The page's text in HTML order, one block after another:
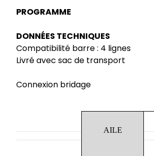
PROGRAMME
DONNÉES TECHNIQUES
Compatibilité barre : 4 lignes
Livré avec sac de transport
Connexion bridage
AILE